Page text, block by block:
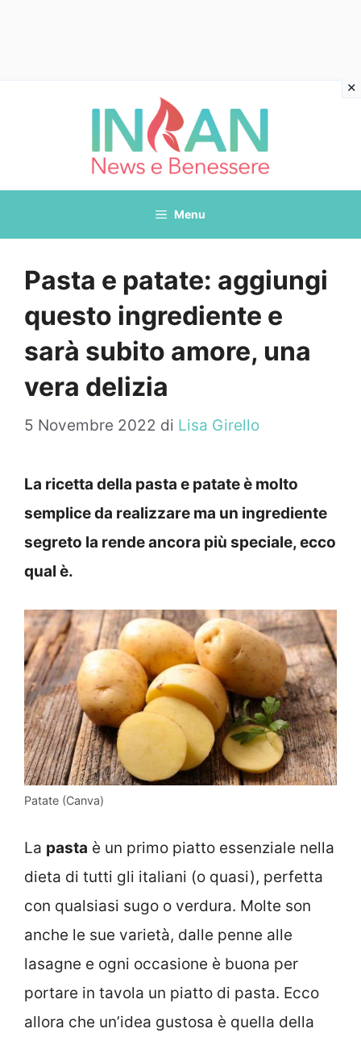
Menu
Pasta e patate: aggiungi
questo ingrediente e
sarà subito amore, una
vera delizia
5 Novembre 2022 di Lisa Girello
La ricetta della pasta e patate è molto
semplice da realizzare ma un ingrediente
segreto la rende ancora più speciale, ecco
qual è.
Patate (Canva)
La pasta è un primo piatto essenziale nella
dieta di tutti gli italiani (o quasi), perfetta
con qualsiasi sugo o verdura. Molte son
anche le sue varietà, dalle penne alle
lasagne e ogni occasione è buona per
portare in tavola un piatto di pasta. Ecco
allora che un’idea gustosa è quella della